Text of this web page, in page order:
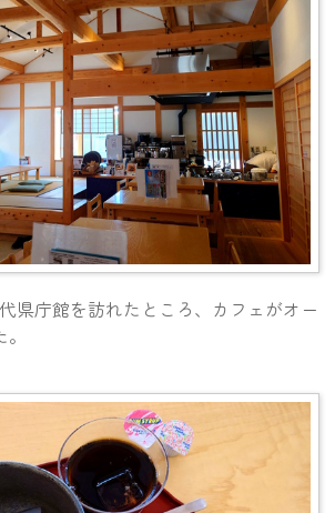
県庁館を訪れたところ、カフェがオー